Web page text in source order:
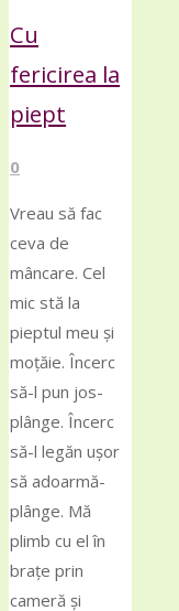
Cu
fericirea la
piept
0
Vreau să fac
ceva de
mâncare. Cel
mic stă la
pieptul meu și
moțăie. Încerc
să-l pun jos-
plânge. Încerc
să-l legăn ușor
să adoarmă-
plânge. Mă
plimb cu el în
brațe prin
cameră și